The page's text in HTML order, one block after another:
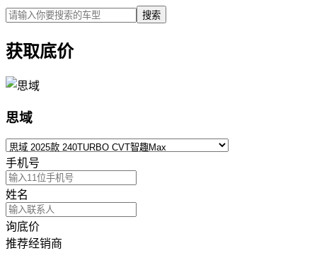
搜索
获取底价
思域
手机号
姓名
询底价
推荐经销商